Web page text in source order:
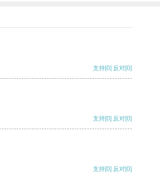
支持[0] 反对[0]
支持[0] 反对[0]
支持[0] 反对[0]